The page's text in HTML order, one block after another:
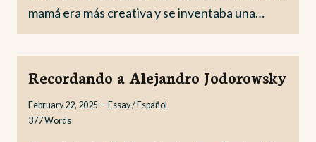
mamá era más creativa y se inventaba una…
Recordando a Alejandro Jodorowsky
February 22, 2025 — Essay / Español
377Words